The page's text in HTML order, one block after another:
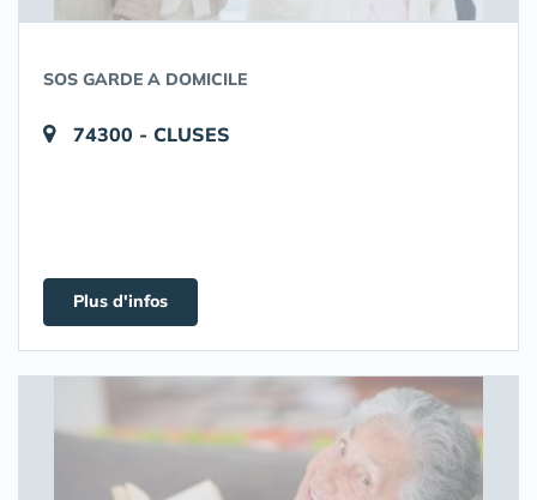
SOS GARDE A DOMICILE
74300 - CLUSES
Plus d'infos